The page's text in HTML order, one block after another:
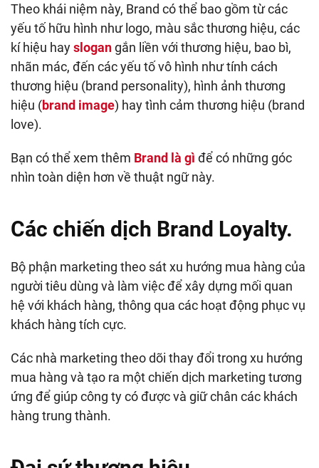
Theo khái niệm này, Brand có thể bao gồm từ các
yếu tố hữu hình như logo, màu sắc thương hiệu, các
kí hiệu hayslogangắn liền với thương hiệu, bao bì,
nhãn mác, đến các yếu tố vô hình như tính cách
thương hiệu (brand personality), hình ảnh thương
hiệu (brand image) hay tình cảm thương hiệu (brand
love).
Bạn có thể xem thêm Brand là gì để có những góc
nhìn toàn diện hơn về thuật ngữ này.
Các chiến dịch Brand Loyalty.
Bộ phận marketing theo sát xu hướng mua hàng của
người tiêu dùng và làm việc để xây dựng mối quan
hệ với khách hàng, thông qua các hoạt động phục vụ
khách hàng tích cực.
Các nhà marketing theo dõi thay đổi trong xu hướng
mua hàng và tạo ra một chiến dịch marketing tương
ứng để giúp công ty có được và giữ chân các khách
hàng trung thành.